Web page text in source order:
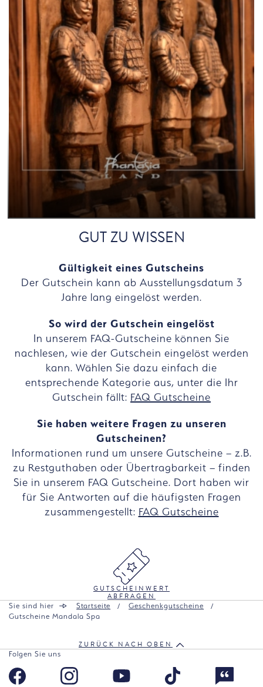
GUT ZU WISSEN
Gültigkeit eines Gutscheins
Der Gutschein kann ab Ausstellungsdatum 3
Jahre lang eingelöst werden.
So wird der Gutschein eingelöst
In unserem FAQ-Gutscheine können Sie
nachlesen, wie der Gutschein eingelöst werden
kann. Wählen Sie dazu einfach die
entsprechende Kategorie aus, unter die Ihr
Gutschein fällt: FAQ Gutscheine
Sie haben weitere Fragen zu unseren
Gutscheinen?
Informationen rund um unsere Gutscheine – z.B.
zu Restguthaben oder Übertragbarkeit – finden
Sie in unserem FAQ Gutscheine. Dort haben wir
für Sie Antworten auf die häufigsten Fragen
zusammengestellt: FAQ Gutscheine
GUTSCHEINWERT
ABFRAGEN
Sie sind hier Startseite
Geschenkgutscheine
Gutscheine Mandala Spa
ZURÜCK NACH OBEN
Folgen Sie uns